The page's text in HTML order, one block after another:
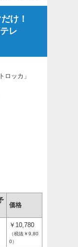
け！
レ
ロッカ」
価格
￥10,780
（税抜￥9,80
0）